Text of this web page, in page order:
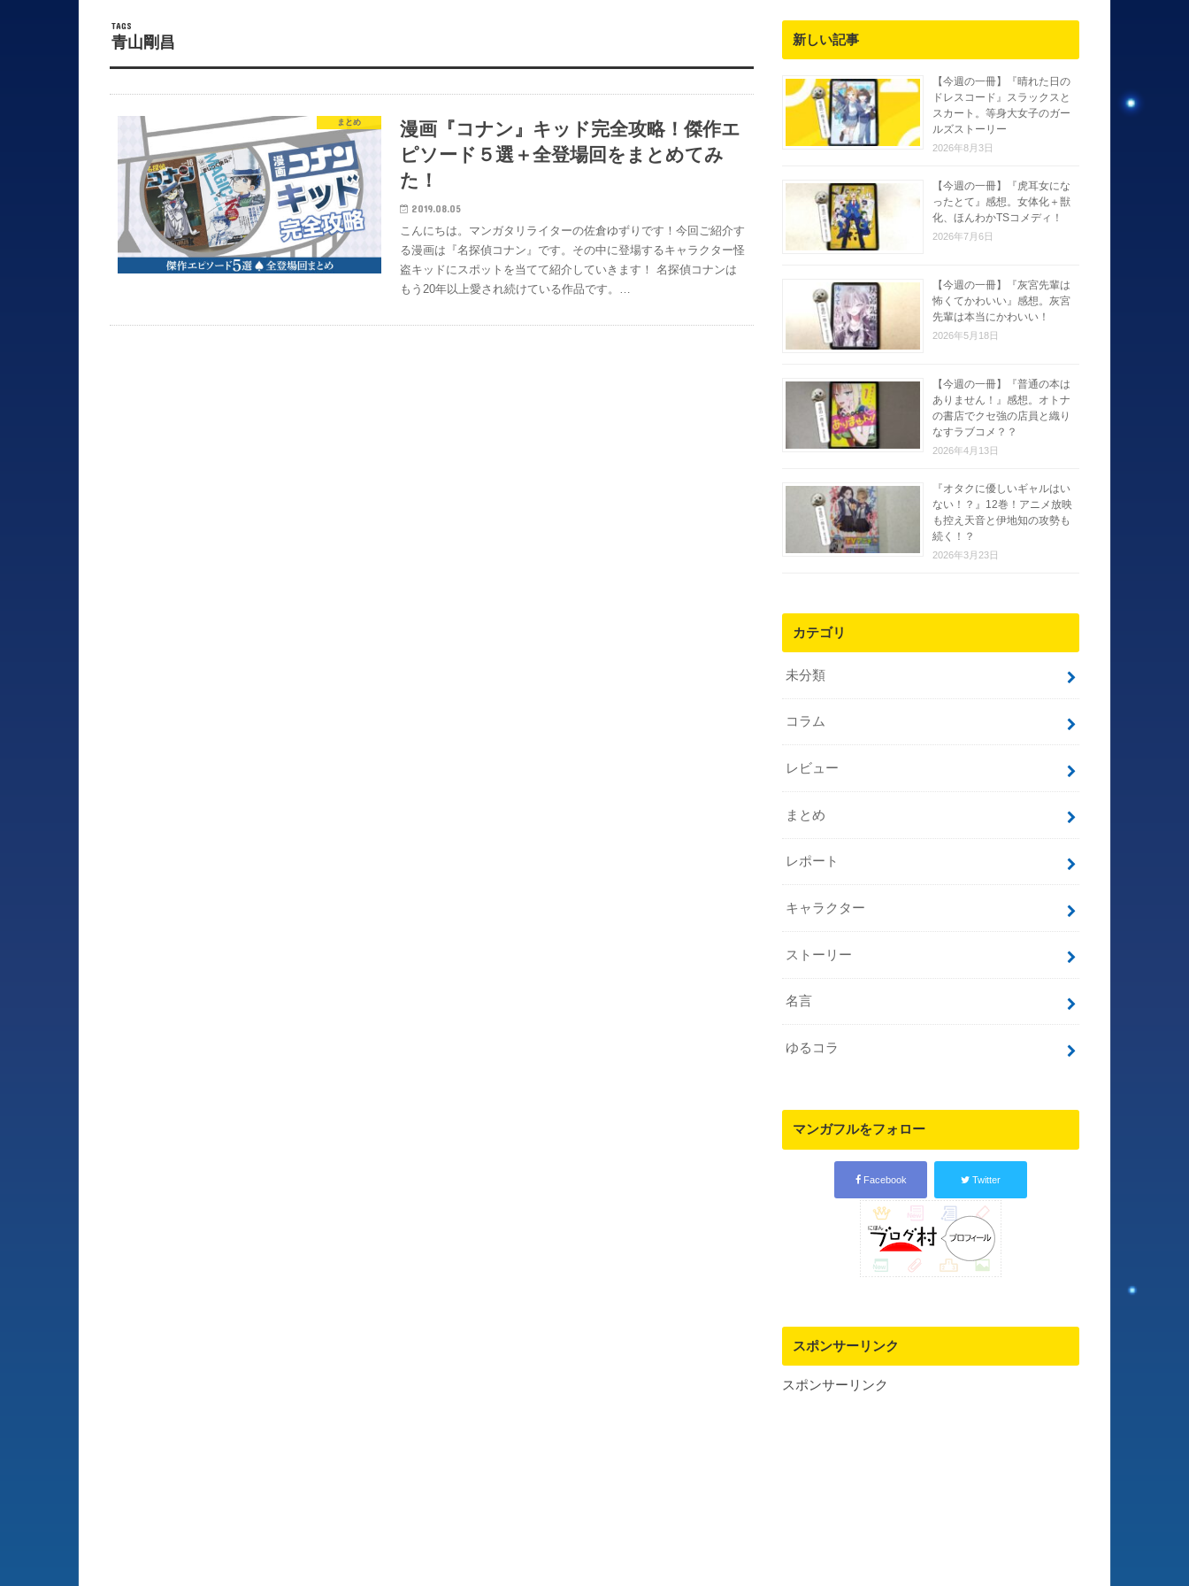
青山剛昌
まとめ
漫画『コナン』キッド完全攻略！傑作エ
ピソード５選＋全登場回をまとめてみ
た！
2019.08.05
こんにちは。マンガタリライターの佐倉ゆずりです！今回ご紹介す
る漫画は『名探偵コナン』です。その中に登場するキャラクター怪
盗キッドにスポットを当てて紹介していきます！ 名探偵コナンは
もう20年以上愛され続けている作品です。…
新しい記事
【今週の一冊】『晴れた日の
ドレスコード』スラックスと
スカート。等身大女子のガー
ルズストーリー
2026年8月3日
【今週の一冊】『虎耳女にな
ったとて』感想。女体化＋獣
化、ほんわかTSコメディ！
2026年7月6日
【今週の一冊】『灰宮先輩は
怖くてかわいい』感想。灰宮
先輩は本当にかわいい！
2026年5月18日
【今週の一冊】『普通の本は
ありません！』感想。オトナ
の書店でクセ強の店員と織り
なすラブコメ？？
2026年4月13日
『オタクに優しいギャルはい
ない！？』12巻！アニメ放映
も控え天音と伊地知の攻勢も
続く！？
2026年3月23日
カテゴリ
未分類
コラム
レビュー
まとめ
レポート
キャラクター
ストーリー
名言
ゆるコラ
マンガフルをフォロー
Facebook Twitter
スポンサーリンク
スポンサーリンク